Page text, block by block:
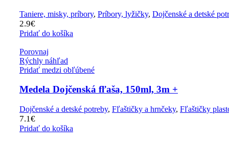
Taniere, misky, príbory, Príbory, lyžičky, Dojčenské a detské
2.9€
Pridať do košíka
Porovnaj
Rýchly náhľad
Pridať medzi obľúbené
Medela Dojčenská fľaša, 150ml, 3m +
Dojčenské a detské potreby, Fľaštičky a hrnčeky, Fľaštičky
7.1€
Pridať do košíka